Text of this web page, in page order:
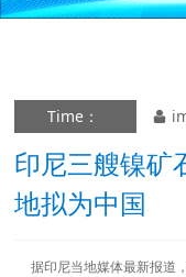
Time：
印尼三艘镍矿
地拟为中国
据印尼当地媒体最新报道